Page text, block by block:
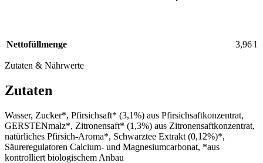
Nettofüllmenge 3,96 l
Zutaten & Nährwerte
Zutaten
Wasser, Zucker*, Pfirsichsaft* (3,1%) aus Pfirsichsaftkonzentrat,
GERSTENmalz*, Zitronensaft* (1,3%) aus Zitronensaftkonzentrat,
natürliches Pfirsich-Aroma*, Schwarztee Extrakt (0,12%)*,
Säureregulatoren Calcium- und Magnesiumcarbonat, *aus
kontrolliert biologischem Anbau